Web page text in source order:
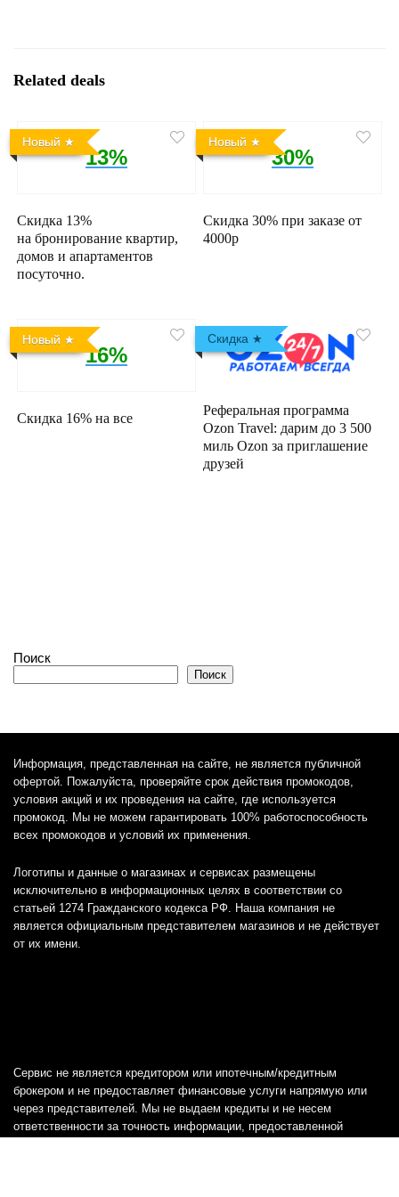
Related deals
Новый
13%
Скидка 13%
на бронирование квартир,
домов и апартаментов
посуточно.
Новый
30%
Скидка 30% при заказе от
4000р
Новый
16%
Скидка 16% на все
Скидка
Реферальная программа
Ozon Travel: дарим до 3 500
миль Ozon за приглашение
друзей
Поиск
Поиск
Информация, представленная на сайте, не является публичной
офертой. Пожалуйста, проверяйте срок действия промокодов,
условия акций и их проведения на сайте, где используется
промокод. Мы не можем гарантировать 100% работоспособность
всех промокодов и условий их применения.
Логотипы и данные о магазинах и сервисах размещены
исключительно в информационных целях в соответствии со
статьей 1274 Гражданского кодекса РФ. Наша компания не
является официальным представителем магазинов и не действует
от их имени.
Сервис не является кредитором или ипотечным/кредитным
брокером и не предоставляет финансовые услуги напрямую или
через представителей. Мы не выдаем кредиты и не несем
ответственности за точность информации, предоставленной